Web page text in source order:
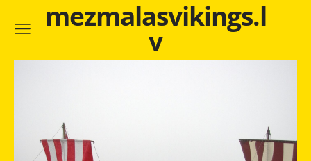
mezmalasvikings.l
v